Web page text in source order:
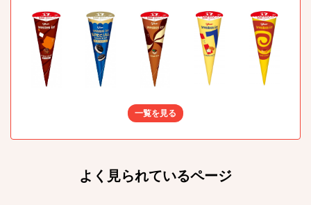
一覧を見る
よく見られているページ